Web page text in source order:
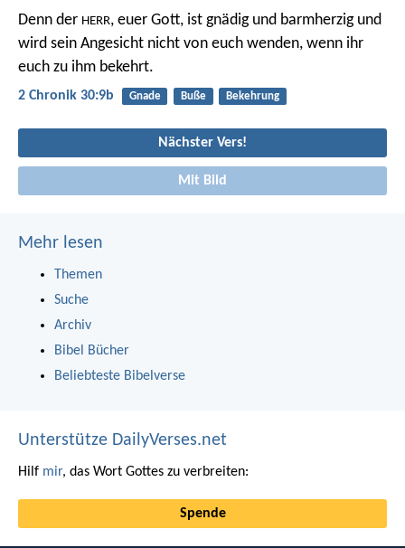
Denn der HERR, euer Gott, ist gnädig und barmherzig und
wird sein Angesicht nicht von euch wenden, wenn ihr
euch zu ihm bekehrt.
2 Chronik 30:9b Gnade Buße Bekehrung
Nächster Vers!
Mit Bild
Mehr lesen
Themen
Suche
Archiv
Bibel Bücher
Beliebteste Bibelverse
Unterstütze DailyVerses.net
Hilf mir, das Wort Gottes zu verbreiten:
Spende